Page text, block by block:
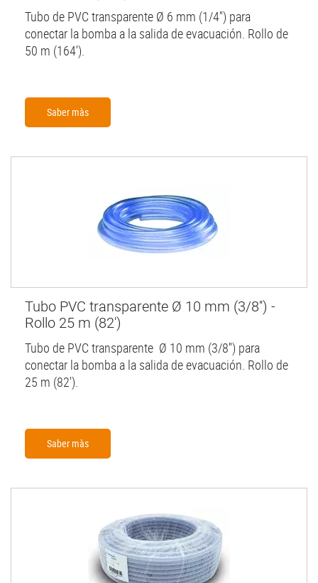
Tubo de PVC transparente Ø 6 mm (1/4'') para
conectar la bomba a la salida de evacuación. Rollo de
50 m (164').
Saber màs
Tubo PVC transparente Ø 10 mm (3/8'') -
Rollo 25 m (82')
Tubo de PVC transparente Ø 10 mm (3/8'') para
conectar la bomba a la salida de evacuación. Rollo de
25 m (82').
Saber màs